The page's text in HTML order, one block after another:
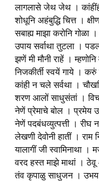
लागलासे जेथ जेथ ।
शोधूनि अहंबुद्धि चित्त ।
सबाह्य माझा करोनि गोळा
उपाय सर्वाथा तुटला ।
झणें मी मौनी राहें ।
निजकीर्ती स्वयें गाये ।
कांही न चले सर्वथा ।
शरण आलों साधुसंतां ।
नेणें प्रेमाचे बोल । प्रमेय
नेणें पदबंधव्युत्पत्ती । रीघ
लेखणी देवोनी हातीं । राम
यालागीं जी स्वामिनाथा ।
वरद हस्त माझे माथां ।
तंव कृपाळु साधुजन ।